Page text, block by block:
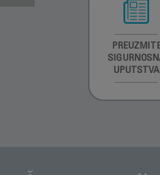
UPUTSTVA